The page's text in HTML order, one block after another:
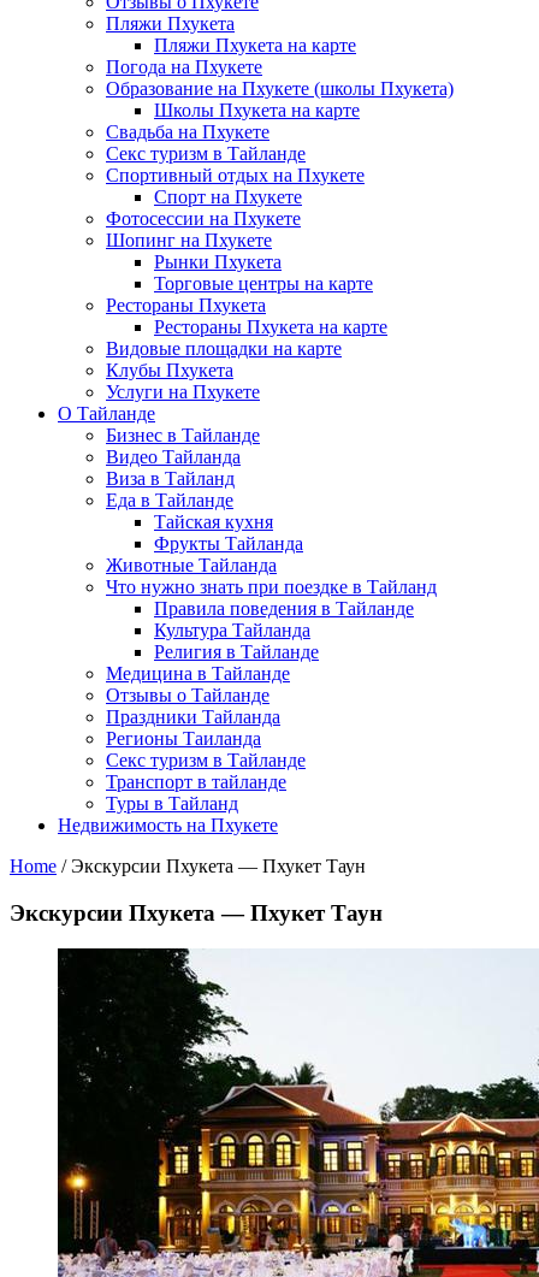
Пляжи Пхукета
Пляжи Пхукета на карте
Погода на Пхукете
Образование на Пхукете (школы Пхукета)
Школы Пхукета на карте
Свадьба на Пхукете
Секс туризм в Тайланде
Спортивный отдых на Пхукете
Спорт на Пхукете
Фотосессии на Пхукете
Шопинг на Пхукете
Рынки Пхукета
Торговые центры на карте
Рестораны Пхукета
Рестораны Пхукета на карте
Видовые площадки на карте
Клубы Пхукета
Услуги на Пхукете
О Тайланде
Бизнес в Тайланде
Видео Тайланда
Виза в Тайланд
Еда в Тайланде
Тайская кухня
Фрукты Тайланда
Животные Тайланда
Что нужно знать при поездке в Тайланд
Правила поведения в Тайланде
Культура Тайланда
Религия в Тайланде
Медицина в Тайланде
Отзывы о Тайланде
Праздники Тайланда
Регионы Таиланда
Секс туризм в Тайланде
Транспорт в тайланде
Туры в Тайланд
Недвижимость на Пхукете
Home / Экскурсии Пхукета — Пхукет Таун
Экскурсии Пхукета — Пхукет Таун